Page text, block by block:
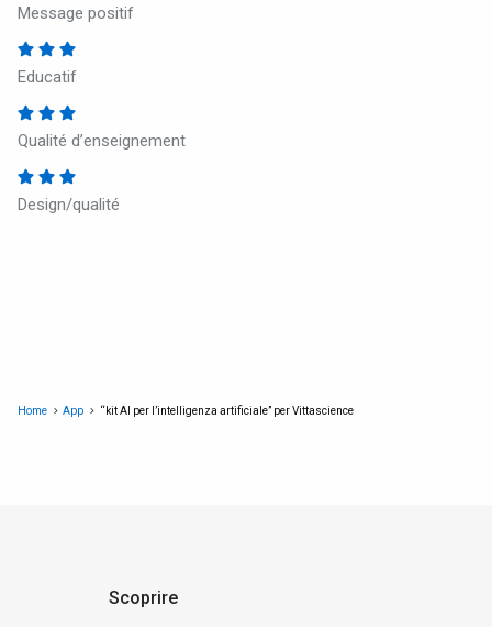
Message positif
Educatif
Qualité d’enseignement
Design/qualité
Home App “kit AI per l’intelligenza artificiale” per Vittascience
Scoprire